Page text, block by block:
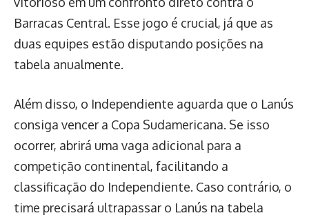
Barracas Central. Esse jogo é crucial, já que as
duas equipes estão disputando posições na
tabela anualmente.
Além disso, o Independiente aguarda que o Lanús
consiga vencer a Copa Sudamericana. Se isso
ocorrer, abrirá uma vaga adicional para a
competição continental, facilitando a
classificação do Independiente. Caso contrário, o
time precisará ultrapassar o Lanús na tabela